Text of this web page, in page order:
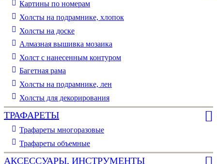
Картины по номерам
Холсты на подрамнике, хлопок
Холсты на доске
Алмазная вышивка мозаика
Холст с нанесенным контуром
Багетная рама
Холсты на подрамнике, лен
Холсты для декорирования
ТРАФАРЕТЫ
Трафареты многоразовые
Трафареты объемные
АКСЕССУАРЫ, ИНСТРУМЕНТЫ